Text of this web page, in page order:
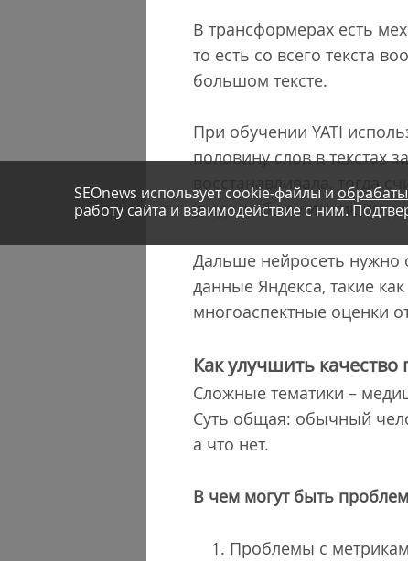
В трансформерах есть
то есть со всего текста
большом тексте.
При обучении YATI
половину слов в текстах
восстанавливала, тогда
угадать, был ли клик по
Дальше нейросеть нужно
данные Яндекса, такие
многоаспектные оценки
Как улучшить
Сложные тематики –
Суть общая: обычный
а что нет.
В чем могут быть
Проблемы с
SEOnews использует cookie-файлы и
работу сайта и взаимодействие с ним.